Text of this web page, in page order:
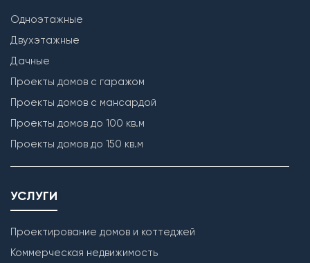
Одноэтажные
Двухэтажные
Дачные
Проекты домов с гаражом
Проекты домов с мансардой
Проекты домов до 100 кв.м
Проекты домов до 150 кв.м
УСЛУГИ
Проектирование домов и коттеджей
Коммерческая недвижимость